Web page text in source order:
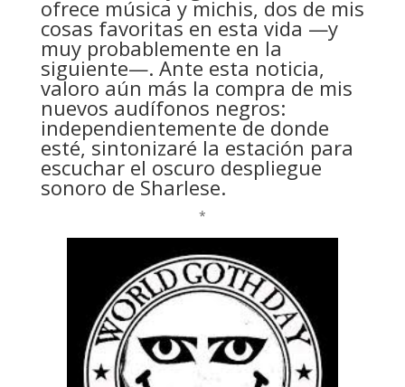
ofrece música y michis, dos de mis
cosas favoritas en esta vida —y
muy probablemente en la
siguiente—. Ante esta noticia,
valoro aún más la compra de mis
nuevos audífonos negros:
independientemente de donde
esté, sintonizaré la estación para
escuchar el oscuro despliegue
sonoro de Sharlese.
*